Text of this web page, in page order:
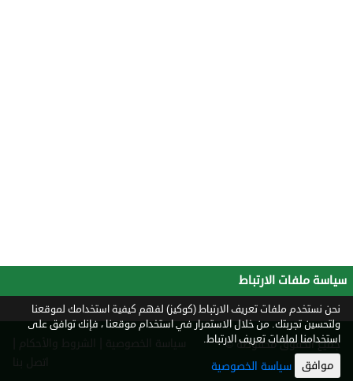
جميع الحقوق محفوظة ©
2026
سياسة ملفات الارتباط
نحن نستخدم ملفات تعريف الارتباط (كوكيز) لفهم كيفية استخدامك لموقعنا
ولتحسين تجربتك. من خلال الاستمرار في استخدام موقعنا ، فإنك توافق على
استخدامنا لملفات تعريف الارتباط.
موافق سياسة الخصوصية